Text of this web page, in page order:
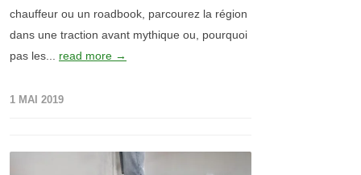
chauffeur ou un roadbook, parcourez la région
dans une traction avant mythique ou, pourquoi
pas les... read more →
1 MAI 2019